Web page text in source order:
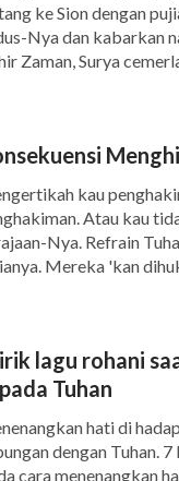
ke Sion dengan
Nya dan kabarkan
Zaman, Surya
kau
Atau kau
Nya. Refrain
Mereka 'kan
lagu rohani
Tuhan
hati di
dengan Tuhan.
cara menenangkan